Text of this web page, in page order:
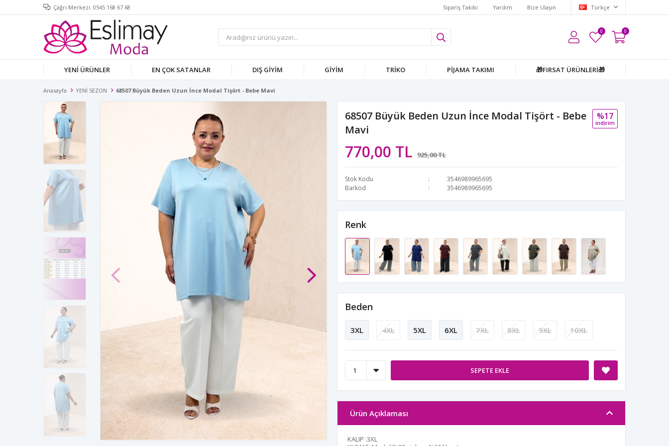
Çağrı Merkezi: 0545 168 67 68 Sipariş Takibi Yardım Bize Ulaşın Türkçe
0 0
YENİ ÜRÜNLER EN ÇOK SATANLAR DIŞ GİYİM GİYİM TRİKO PİJAMA TAKIMI 🎁FIRSAT ÜRÜNLERİ🎁
Anasayfa YENİ SEZON 68507 Büyük Beden Uzun İnce Modal Tişört - Bebe Mavi
68507 Büyük Beden Uzun İnce Modal Tişört - Bebe
Mavi
770,00 TL 925,00 TL
%17
i̇ndi̇ri̇m
Stok Kodu
3546989965695
Barkod
3546989965695
Renk
Beden
3XL 4XL 5XL 6XL 7XL 8XL 9XL 10XL
SEPETE EKLE
Ürün Açıklaması
KALIP :3XL